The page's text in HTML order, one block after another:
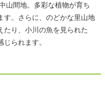
山間地。多彩な植物が育ち
す。さらに、のどかな里山地
たり、小川の魚を見られた
られます。